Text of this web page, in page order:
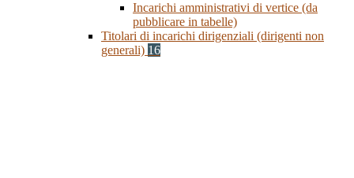
Incarichi amministrativi di vertice (da
pubblicare in tabelle)
Titolari di incarichi dirigenziali (dirigenti non
generali) 16